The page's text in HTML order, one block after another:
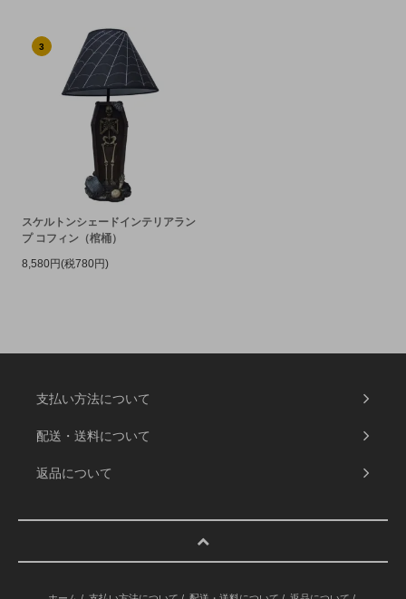
3
スケルトンシェードインテリアラン
プ コフィン（棺桶）
8,580円(税780円)
支払い方法について
配送・送料について
返品について